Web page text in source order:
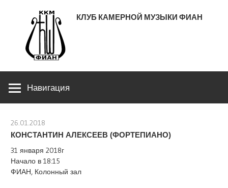
содержимому
КЛУБ КАМЕРНОЙ МУЗЫКИ ФИАН
ЛЕНИНСКИЙ ПРОСПЕКТ 53
Навигация
26.01.2018
КОНСТАНТИН АЛЕКСЕЕВ (ФОРТЕПИАНО)
31 января 2018г
Начало в 18:15
ФИАН, Колонный зал